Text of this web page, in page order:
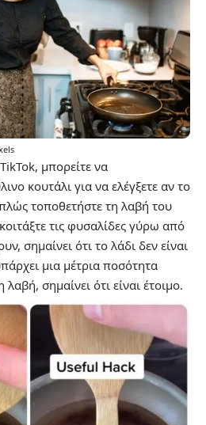
μπορείτε να
κουτάλι για να ελέγξετε αν το
τοποθετήστε τη λαβή του
τις φυσαλίδες γύρω από
σημαίνει ότι το λάδι δεν είναι
μια μέτρια ποσότητα
σημαίνει ότι είναι έτοιμο.